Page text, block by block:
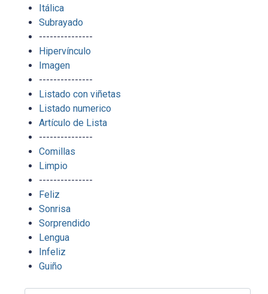
Itálica
Subrayado
---------------
Hipervínculo
Imagen
---------------
Listado con viñetas
Listado numerico
Artículo de Lista
---------------
Comillas
Limpio
---------------
Feliz
Sonrisa
Sorprendido
Lengua
Infeliz
Guiño